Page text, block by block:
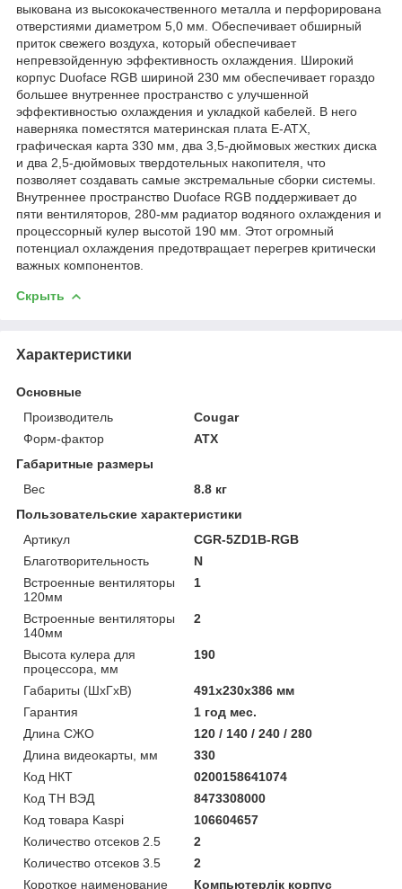
выкована из высококачественного металла и перфорирована
отверстиями диаметром 5,0 мм. Обеспечивает обширный
приток свежего воздуха, который обеспечивает
непревзойденную эффективность охлаждения. Широкий
корпус Duoface RGB шириной 230 мм обеспечивает гораздо
большее внутреннее пространство с улучшенной
эффективностью охлаждения и укладкой кабелей. В него
наверняка поместятся материнская плата E-ATX,
графическая карта 330 мм, два 3,5-дюймовых жестких диска
и два 2,5-дюймовых твердотельных накопителя, что
позволяет создавать самые экстремальные сборки системы.
Внутреннее пространство Duoface RGB поддерживает до
пяти вентиляторов, 280-мм радиатор водяного охлаждения и
процессорный кулер высотой 190 мм. Этот огромный
потенциал охлаждения предотвращает перегрев критически
важных компонентов.
Скрыть
Характеристики
Основные
Производитель
Cougar
Форм-фактор
ATX
Габаритные размеры
Вес
8.8 кг
Пользовательские характеристики
Артикул
CGR-5ZD1B-RGB
Благотворительность
N
Встроенные вентиляторы
120мм
1
Встроенные вентиляторы
140мм
2
Высота кулера для
процессора, мм
190
Габариты (ШхГхВ)
491x230x386 мм
Гарантия
1 год мес.
Длина СЖО
120 / 140 / 240 / 280
Длина видеокарты, мм
330
Код НКТ
0200158641074
Код ТН ВЭД
8473308000
Код товара Kaspi
106604657
Количество отсеков 2.5
2
Количество отсеков 3.5
2
Короткое наименование
Компьютерлік корпус